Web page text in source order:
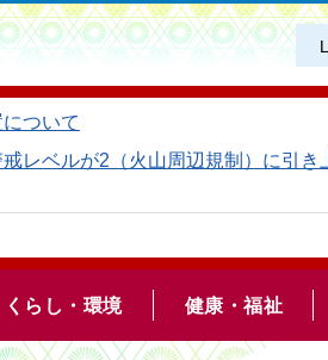
ついて
レベルが2（火山周辺規制）に引き
くらし・環境 健康・福祉